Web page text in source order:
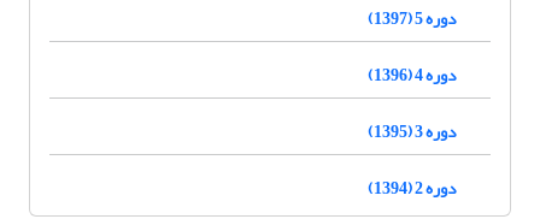
دوره 5 (1397)
دوره 4 (1396)
دوره 3 (1395)
دوره 2 (1394)